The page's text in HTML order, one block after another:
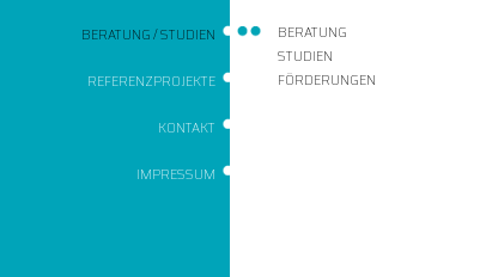
BERATUNG / STUDIEN
BERATUNG
STUDIEN
FÖRDERUNGEN
REFERENZPROJEKTE
KONTAKT
IMPRESSUM